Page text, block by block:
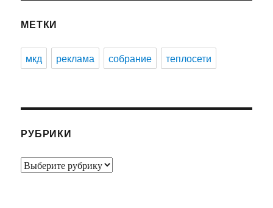
МЕТКИ
мкд реклама собрание теплосети
РУБРИКИ
Рубрики